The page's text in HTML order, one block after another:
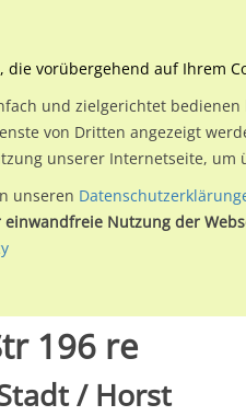
Planen &
196 re
/ Horst
die vorübergehend auf Ihrem
und zielgerichtet bedienen
von Dritten angezeigt
unserer Internetseite,
unseren
einwandfreie Nutzung der